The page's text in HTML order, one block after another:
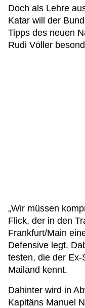
Doch als Lehre
Katar will der
Tipps des neuen
Rudi Völler
„Wir müssen
Flick, der in den
Frankfurt/Main
Defensive legt.
testen, die der Ex-
Mailand kennt.
Dahinter wird in
Kapitäns Manuel